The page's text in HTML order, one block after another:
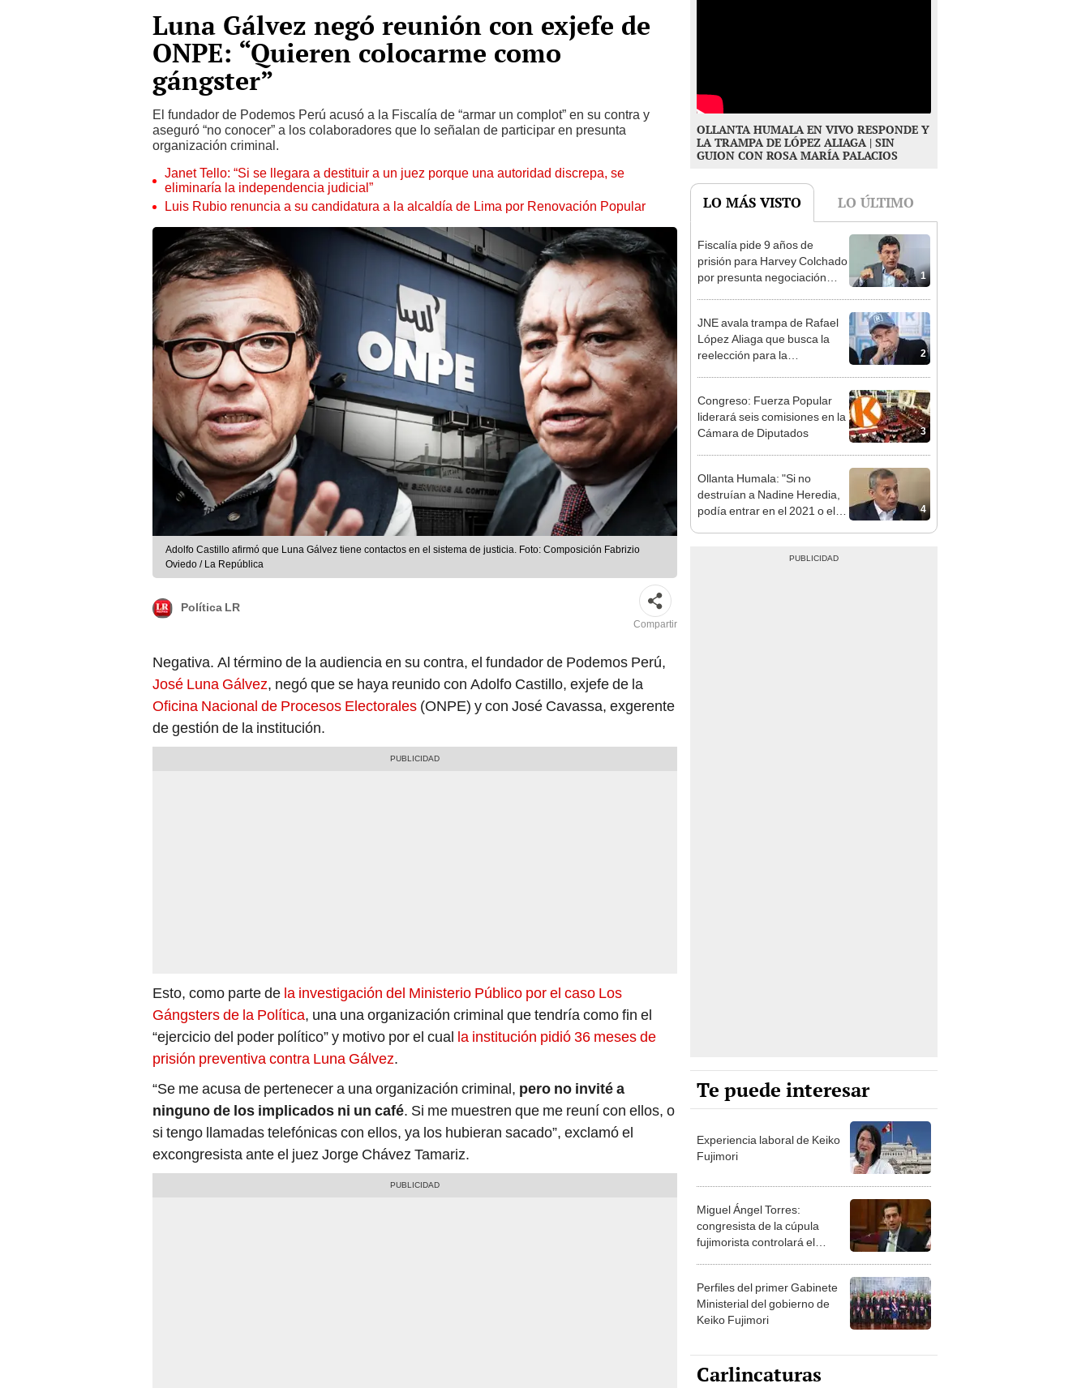
Luna Gálvez negó reunión con exjefe de
ONPE: “Quieren colocarme como
gángster”
El fundador de Podemos Perú acusó a la Fiscalía de “armar un complot” en su contra y
aseguró “no conocer” a los colaboradores que lo señalan de participar en presunta
organización criminal.
Janet Tello: “Si se llegara a destituir a un juez porque una autoridad discrepa, se
eliminaría la independencia judicial”
Luis Rubio renuncia a su candidatura a la alcaldía de Lima por Renovación Popular
Adolfo Castillo afirmó que Luna Gálvez tiene contactos en el sistema de justicia. Foto: Composición Fabrizio
Oviedo / La República
Política LR
Compartir
Negativa. Al término de la audiencia en su contra, el fundador de Podemos Perú,
José Luna Gálvez, negó que se haya reunido con Adolfo Castillo, exjefe de la
Oficina Nacional de Procesos Electorales (ONPE) y con José Cavassa, exgerente
de gestión de la institución.
Esto, como parte de la investigación del Ministerio Público por el caso Los
Gángsters de la Política, una una organización criminal que tendría como fin el
“ejercicio del poder político” y motivo por el cual la institución pidió 36 meses de
prisión preventiva contra Luna Gálvez.
“Se me acusa de pertenecer a una organización criminal, pero no invité a
ninguno de los implicados ni un café. Si me muestren que me reuní con ellos, o
si tengo llamadas telefónicas con ellos, ya los hubieran sacado”, exclamó el
excongresista ante el juez Jorge Chávez Tamariz.
OLLANTA HUMALA EN VIVO RESPONDE Y
LA TRAMPA DE LÓPEZ ALIAGA | SIN
GUION CON ROSA MARÍA PALACIOS
LO MÁS VISTO LO ÚLTIMO
1
Fiscalía pide 9 años de
prisión para Harvey Colchado
por presunta negociación
2
JNE avala trampa de Rafael
López Aliaga que busca la
reelección para la
3
Congreso: Fuerza Popular
liderará seis comisiones en la
Cámara de Diputados
4
Ollanta Humala: "Si no
destruían a Nadine Heredia,
podía entrar en el 2021 o el
Te puede interesar
Experiencia laboral de Keiko
Fujimori
Miguel Ángel Torres:
congresista de la cúpula
fujimorista controlará el
Perfiles del primer Gabinete
Ministerial del gobierno de
Keiko Fujimori
Carlincaturas